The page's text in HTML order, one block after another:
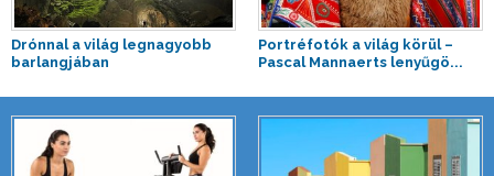
Drónnal a világ legnagyobb
barlangjában
Portréfotók a világ körül –
Pascal Mannaerts lenyűgö...